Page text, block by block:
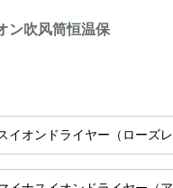
ン吹风筒恒温保
イオンドライヤー（ローズ